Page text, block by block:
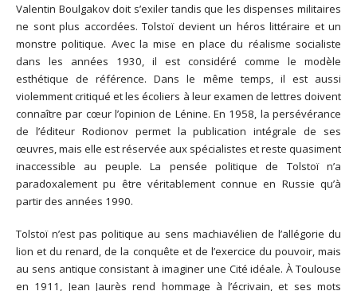
Valentin Boulgakov doit s’exiler tandis que les dispenses militaires
ne sont plus accordées. Tolstoï devient un héros littéraire et un
monstre politique. Avec la mise en place du réalisme socialiste
dans les années 1930, il est considéré comme le modèle
esthétique de référence. Dans le même temps, il est aussi
violemment critiqué et les écoliers à leur examen de lettres doivent
connaître par cœur l’opinion de Lénine. En 1958, la persévérance
de l’éditeur Rodionov permet la publication intégrale de ses
œuvres, mais elle est réservée aux spécialistes et reste quasiment
inaccessible au peuple. La pensée politique de Tolstoï n’a
paradoxalement pu être véritablement connue en Russie qu’à
partir des années 1990.
Tolstoï n’est pas politique au sens machiavélien de l’allégorie du
lion et du renard, de la conquête et de l’exercice du pouvoir, mais
au sens antique consistant à imaginer une Cité idéale. À Toulouse
en 1911, Jean Jaurès rend hommage à l’écrivain, et ses mots